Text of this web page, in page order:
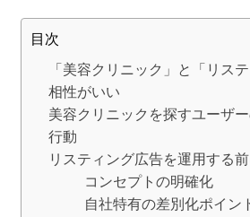
目次
「美容クリニック」と「リス
相性がいい
美容クリニックを探すユーザ
行動
リスティング広告を運用する
コンセプトの明確化
自社特有の差別化ポイン